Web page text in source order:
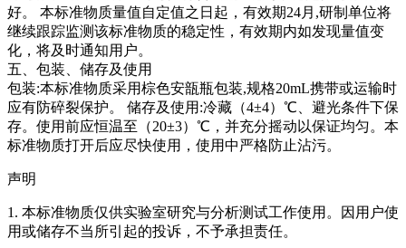
好。 本标准物质量值自定值之日起，有效期24月,研制单位将
继续跟踪监测该标准物质的稳定性，有效期内如发现量值变
化，将及时通知用户。
五、包装、储存及使用
包装:本标准物质采用棕色安瓿瓶包装,规格20mL携带或运输时
应有防碎裂保护。 储存及使用:冷藏（4±4）℃、避光条件下保
存。使用前应恒温至（20±3）℃，并充分摇动以保证均匀。本
标准物质打开后应尽快使用，使用中严格防止沾污。
声明
1. 本标准物质仅供实验室研究与分析测试工作使用。因用户使
用或储存不当所引起的投诉，不予承担责任。